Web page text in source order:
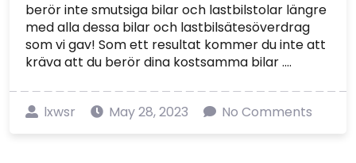
berör inte smutsiga bilar och lastbilstolar längre
med alla dessa bilar och lastbilsätesöverdrag
som vi gav! Som ett resultat kommer du inte att
kräva att du berör dina kostsamma bilar ....
lxwsr May 28, 2023 No Comments